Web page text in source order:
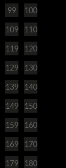
99 100
109 110
119 120
129 130
139 140
149 150
159 160
169 170
179 180